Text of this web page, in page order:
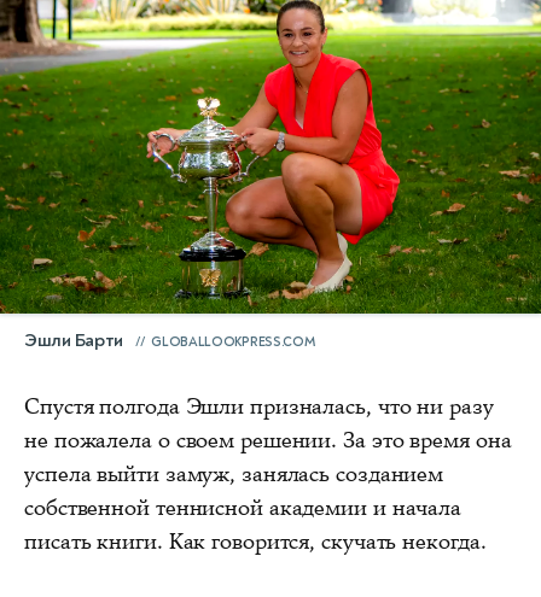
Эшли Барти GLOBALLOOKPRESS.COM
Спустя полгода Эшли призналась, что ни разу
не пожалела о своем решении. За это время она
успела выйти замуж, занялась созданием
собственной теннисной академии и начала
писать книги. Как говорится, скучать некогда.